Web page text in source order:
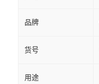
品牌
货号
用途